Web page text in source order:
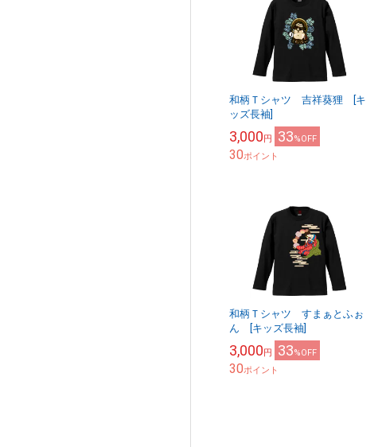
和柄Ｔシャツ 吉祥葵狸 [キ
ッズ長袖]
3,000円 33%OFF
30ポイント
和柄Ｔシャツ すまぁとふぉ
ん [キッズ長袖]
3,000円 33%OFF
30ポイント